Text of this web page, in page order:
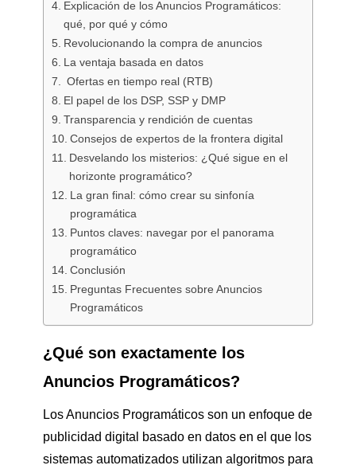
Explicación de los Anuncios Programáticos:
qué, por qué y cómo
Revolucionando la compra de anuncios
La ventaja basada en datos
Ofertas en tiempo real (RTB)
El papel de los DSP, SSP y DMP
Transparencia y rendición de cuentas
Consejos de expertos de la frontera digital
Desvelando los misterios: ¿Qué sigue en el
horizonte programático?
La gran final: cómo crear su sinfonía
programática
Puntos claves: navegar por el panorama
programático
Conclusión
Preguntas Frecuentes sobre Anuncios
Programáticos
¿Qué son exactamente los
Anuncios Programáticos?
Los Anuncios Programáticos son un enfoque de
publicidad digital basado en datos en el que los
sistemas automatizados utilizan algoritmos para